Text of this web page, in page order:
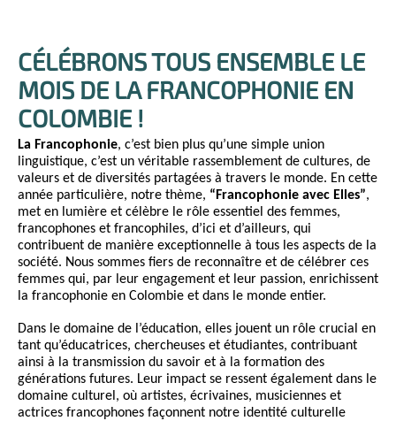
CÉLÉBRONS TOUS ENSEMBLE LE
MOIS DE LA FRANCOPHONIE EN
COLOMBIE !
La Francophonie, c’est bien plus qu’une simple union
linguistique, c’est un véritable rassemblement de cultures, de
valeurs et de diversités partagées à travers le monde. En cette
année particulière, notre thème, “Francophonie avec Elles”,
met en lumière et célèbre le rôle essentiel des femmes,
francophones et francophiles, d’ici et d’ailleurs, qui
contribuent de manière exceptionnelle à tous les aspects de la
société. Nous sommes fiers de reconnaître et de célébrer ces
femmes qui, par leur engagement et leur passion, enrichissent
la francophonie en Colombie et dans le monde entier.
Dans le domaine de l’éducation, elles jouent un rôle crucial en
tant qu’éducatrices, chercheuses et étudiantes, contribuant
ainsi à la transmission du savoir et à la formation des
générations futures. Leur impact se ressent également dans le
domaine culturel, où artistes, écrivaines, musiciennes et
actrices francophones façonnent notre identité culturelle